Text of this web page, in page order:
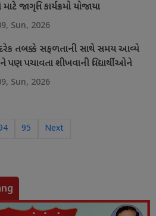
જાગૃતિ કાર્યક્રમો યોજાયા
Sun, 2026
તબક્કે સફળતાની સાથે સમય આવ્યે
પણ પચાવતા શીખવાની વિદ્યાર્થીઓને
Sun, 2026
95 Next